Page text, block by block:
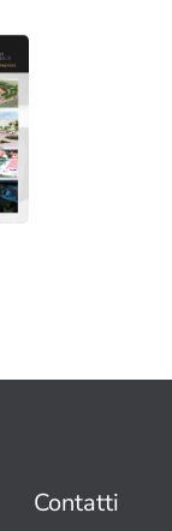
Contatti